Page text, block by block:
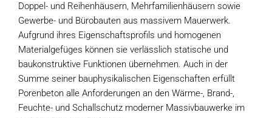
Doppel- und Reihenhäusern, Mehrfamilienhäusern sowie
Gewerbe- und Bürobauten aus massivem Mauerwerk.
Aufgrund ihres Eigenschaftsprofils und homogenen
Materialgefüges können sie verlässlich statische und
baukonstruktive Funktionen übernehmen. Auch in der
Summe seiner bauphysikalischen Eigenschaften erfüllt
Porenbeton alle Anforderungen an den Wärme-, Brand-,
Feuchte- und Schallschutz moderner Massivbauwerke im